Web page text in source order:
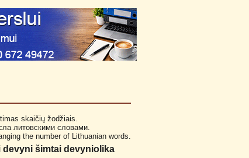
skaičių žodžiais.
литовскими словами.
the number of Lithuanian words.
šimtai devyniolika